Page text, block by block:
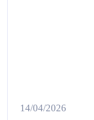
14/04/2026